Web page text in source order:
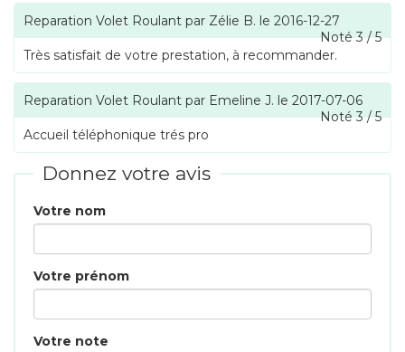
Reparation Volet Roulant par Zélie B. le 2016-12-27
Noté3/5
Très satisfait de votre prestation, à recommander.
Reparation Volet Roulant par Emeline J. le 2017-07-06
Noté3/5
Accueil téléphonique trés pro
Donnez votre avis
Votre nom
Votre prénom
Votre note